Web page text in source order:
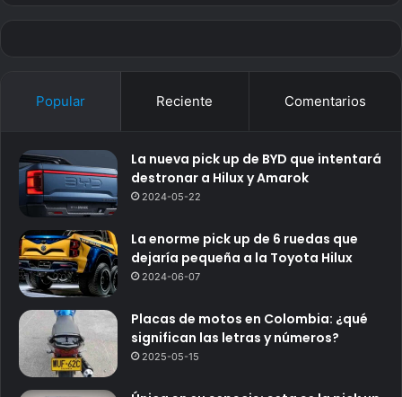
Popular Reciente Comentarios
La nueva pick up de BYD que intentará
destronar a Hilux y Amarok
2024-05-22
La enorme pick up de 6 ruedas que
dejaría pequeña a la Toyota Hilux
2024-06-07
Placas de motos en Colombia: ¿qué
significan las letras y números?
2025-05-15